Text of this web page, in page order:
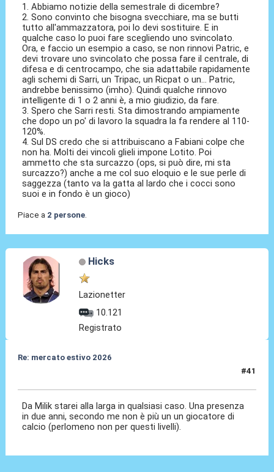
1. Abbiamo notizie della semestrale di dicembre?
2. Sono convinto che bisogna svecchiare, ma se butti
tutto all'ammazzatora, poi lo devi sostituire. E in
qualche caso lo puoi fare scegliendo uno svincolato.
Ora, e faccio un esempio a caso, se non rinnovi Patric, e
devi trovare uno svincolato che possa fare il centrale, di
difesa e di centrocampo, che sia adattabile rapidamente
agli schemi di Sarri, un Tripac, un Ricpat o un... Patric,
andrebbe benissimo (imho). Quindi qualche rinnovo
intelligente di 1 o 2 anni è, a mio giudizio, da fare.
3. Spero che Sarri resti. Sta dimostrando ampiamente
che dopo un po' di lavoro la squadra la fa rendere al 110-
120%.
4. Sul DS credo che si attribuiscano a Fabiani colpe che
non ha. Molti dei vincoli glieli impone Lotito. Poi
ammetto che sta surcazzo (ops, si può dire, mi sta
surcazzo?) anche a me col suo eloquio e le sue perle di
saggezza (tanto va la gatta al lardo che i cocci sono
suoi e in fondo è un gioco)
Piace a 2 persone.
Hicks
Lazionetter
10.121
Registrato
Re: mercato estivo 2026
#41
Da Milik starei alla larga in qualsiasi caso. Una presenza
in due anni, secondo me non è più un un giocatore di
calcio (perlomeno non per questi livelli).